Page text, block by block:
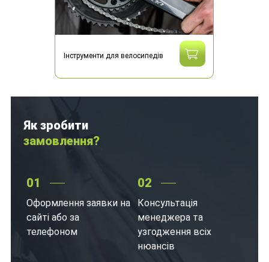
Інструменти для велосипедів
Як зробити
замовлення?
01
Оформлення заявки на
сайті або за
телефоном
02
Консультація
менеджера та
узгодження всіх
нюансів